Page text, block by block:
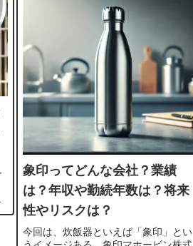
象印ってどんな会社？業績
は？年収や勤続年数は？将来
性やリスクは？
今回は、炊飯器といえば「象印」とい